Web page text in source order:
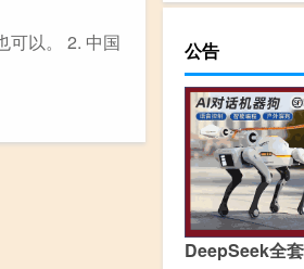
可以。 2. 中国
公告
DeepSeek全